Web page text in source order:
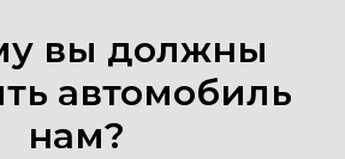
вы должны
автомобиль
нам?